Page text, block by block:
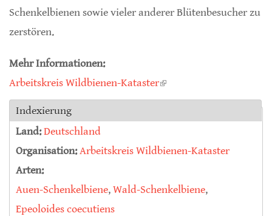
Schenkelbienen sowie vieler anderer Blütenbesucher zu
zerstören.
Mehr Informationen:
Arbeitskreis Wildbienen-Kataster(link is external)
Indexierung
Land:Deutschland
Organisation:Arbeitskreis Wildbienen-Kataster
Arten:
Auen-Schenkelbiene,Wald-Schenkelbiene,
Epeoloides coecutiens